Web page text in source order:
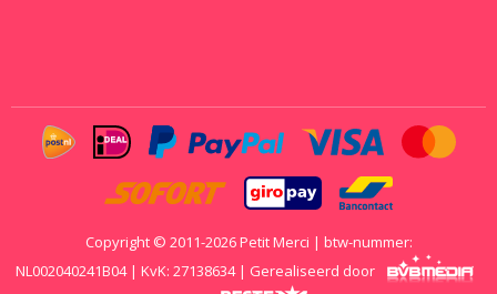
Copyright © 2011-2026 Petit Merci | btw-nummer:
NL002040241B04 | KvK: 27138634 | Gerealiseerd door